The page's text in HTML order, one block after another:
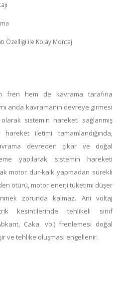
Özelliği ile Kolay Montaj
fren hem de kavrama tarafına
anda kavramanın devreye girmesi
sistemin hareketi sağlanmış
iletimi tamamlandığında,
devreden çıkar ve doğal
yapılarak sistemin hareketi
motor dur-kalk yapmadan sürekli
ötürü, motor enerji tüketimi düşer
zorunda kalmaz. Ani voltaj
kesintilerinde tehlikeli sınıf
Caka, vb.) frenlemesi doğal
ve tehlike oluşması engellenir.